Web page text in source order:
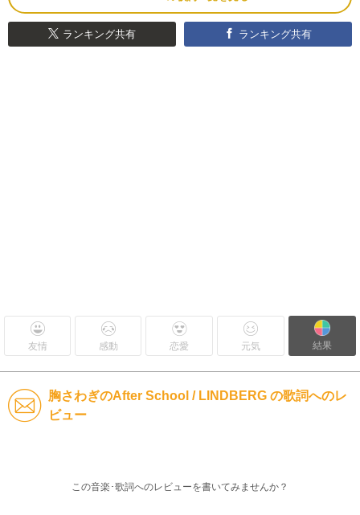
ランキング共有 ランキング共有
友情 感動 恋愛 元気 結果
胸さわぎのAfter School / LINDBERG の歌詞へのレ
ビュー
この音楽･歌詞へのレビューを書いてみませんか？